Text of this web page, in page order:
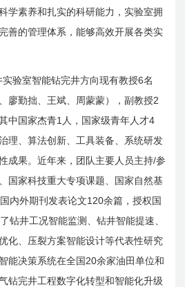
学素养和扎实的科研能力，实验室拥
善的管理体系，能够高效开展各类实
验室智能钻完井方向现有教授6名
廖勤拙、王斌、周蒙蒙），副教授2
中国家杰青1 人， 国家级青年人才4
理、算法创新、工具装备、系统研发
成果。近年来，团队主要人员主持/参
国家科技重大专项课题、国家自然基
内外期刊发表论文120余篇，授权国
钻井工况智能监测、钻井智能提速、
化、压裂方案智能设计等代表性研究
能决策系统在全国 20余家油田单位和
钻完井工程数字化转型和智能化升级